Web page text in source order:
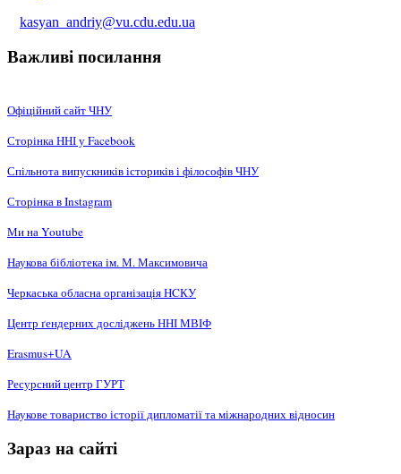
kasyan_andriy@vu.cdu.edu.ua
Важливі посилання
Офіційний сайт ЧНУ
Сторінка ННІ у Facebook
Спільнота випускників істориків і філософів ЧНУ
Сторінка в Instagram
Ми на Youtube
Наукова бібліотека ім. М. Максимовича
Черкаська обласна організація НCКУ
Центр ґендерних досліджень ННІ МВІФ
Erasmus+UA
Ресурсний центр ГУРТ
Наукове товариство історії дипломатії та міжнародних відносин
Зараз на сайті